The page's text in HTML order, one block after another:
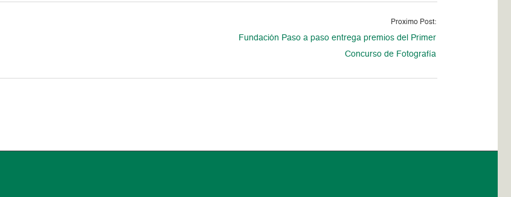
Proximo Post:
Fundación Paso a paso entrega premios del Primer
Concurso de Fotografía